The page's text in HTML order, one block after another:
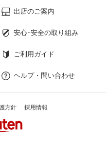
出店のご案内
安心･安全の取り組み
ご利用ガイド
ヘルプ・問い合わせ
方針 採用情報